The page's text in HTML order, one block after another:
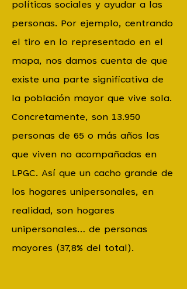
políticas sociales y ayudar a las
personas. Por ejemplo, centrando
el tiro en lo representado en el
mapa, nos damos cuenta de que
existe una parte significativa de
la población mayor que vive sola.
Concretamente, son 13.950
personas de 65 o más años las
que viven no acompañadas en
LPGC. Así que un cacho grande de
los hogares unipersonales, en
realidad, son hogares
unipersonales… de personas
mayores (37,8% del total).